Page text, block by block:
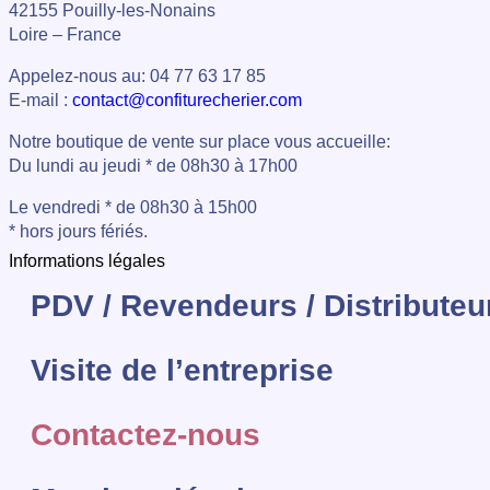
42155 Pouilly-les-Nonains
Loire – France
Appelez-nous au: 04 77 63 17 85
E-mail : contact@confiturecherier.com
Notre boutique de vente sur place vous accueille:
Du lundi au jeudi * de 08h30 à 17h00
Le vendredi * de 08h30 à 15h00
* hors jours fériés.
Informations légales
PDV / Revendeurs /
Visite de l’entreprise
Contactez-nous